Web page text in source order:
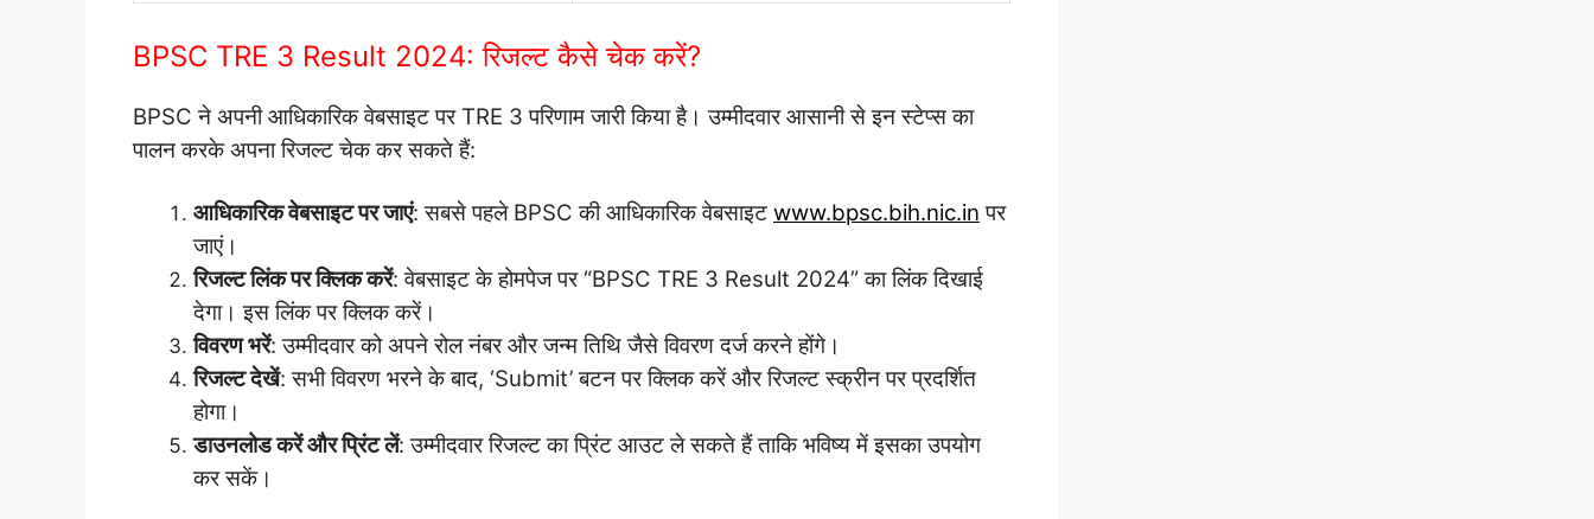
BPSC TRE 3 Result 2024: रिजल्ट कैसे चेक करें?
BPSC ने अपनी आधिकारिक वेबसाइट पर TRE 3 परिणाम जारी किया है। उम्मीदवार आसानी से इन स्टेप्स का
पालन करके अपना रिजल्ट चेक कर सकते हैं:
आधिकारिक वेबसाइट पर जाएं: सबसे पहले BPSC की आधिकारिक वेबसाइट www.bpsc.bih.nic.in पर
जाएं।
रिजल्ट लिंक पर क्लिक करें: वेबसाइट के होमपेज पर “BPSC TRE 3 Result 2024” का लिंक दिखाई
देगा। इस लिंक पर क्लिक करें।
विवरण भरें: उम्मीदवार को अपने रोल नंबर और जन्म तिथि जैसे विवरण दर्ज करने होंगे।
रिजल्ट देखें: सभी विवरण भरने के बाद, ‘Submit’ बटन पर क्लिक करें और रिजल्ट स्क्रीन पर प्रदर्शित
होगा।
डाउनलोड करें और प्रिंट लें: उम्मीदवार रिजल्ट का प्रिंट आउट ले सकते हैं ताकि भविष्य में इसका उपयोग
कर सकें।